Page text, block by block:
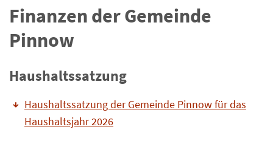
Finanzen der Gemeinde
Pinnow
Haushaltssatzung
Haushaltssatzung der Gemeinde Pinnow für das
Haushaltsjahr 2026